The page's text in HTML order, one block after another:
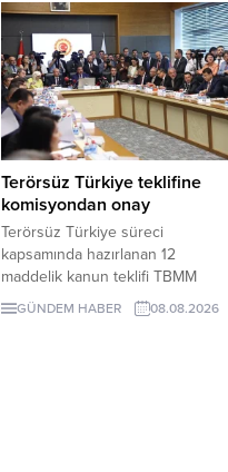
Belediye Başkanı Tamer
Mandalinci hakkında suç
duyurusunda bulundu.
Terörsüz Türkiye teklifine
komisyondan onay
Terörsüz Türkiye süreci
kapsamında hazırlanan 12
maddelik kanun teklifi TBMM
Adalet Komisyonunda kabul edildi.
Teklif 5 ve 10 yıllık erteleme
GÜNDEM HABER 08.08.2026